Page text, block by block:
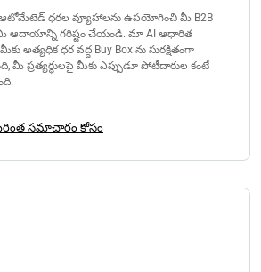
ఆటోమేటెడ్ ధరల వ్యూహాలను ఉపయోగించి మీ B2B
ఆదాయాన్ని గరిష్టం చేయండి. మా AI ఆధారిత
అత్యధిక ధర వద్ద Buy Box ను సురక్షితంగా
మీ ప్రత్యర్థులపై మీకు ఎప్పుడూ పోటీదారుల కంటే
మరింత సమాచారం కోసం